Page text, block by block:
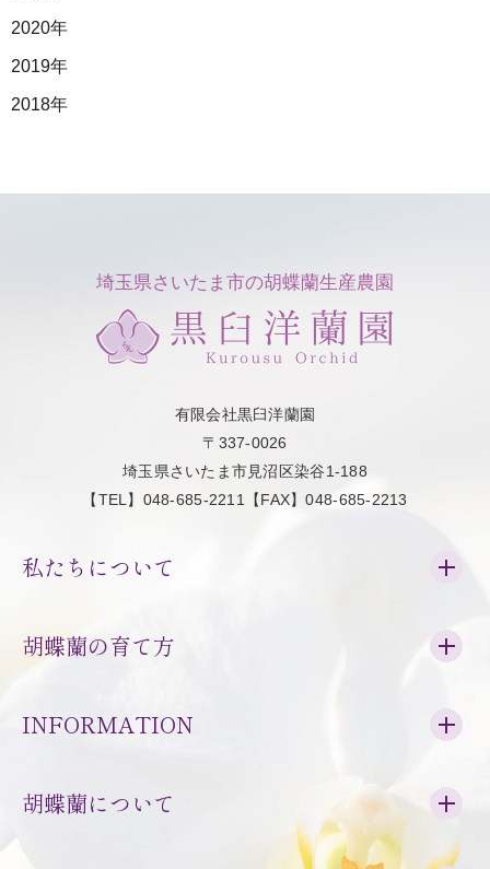
2020年
2019年
2018年
埼玉県さいたま市の胡蝶蘭生産農園
有限会社黒臼洋蘭園
〒337-0026
埼玉県さいたま市見沼区染谷1-188
【TEL】048-685-2211【FAX】048-685-2213
私たちについて
胡蝶蘭の育て方
INFORMATION
胡蝶蘭について